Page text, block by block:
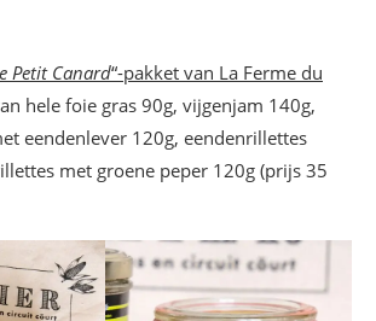
Petit Canard“-pakket van La Ferme du
hele foie gras 90g, vijgenjam 140g,
eendenlever 120g, eendenrillettes
met groene peper 120g (prijs 35